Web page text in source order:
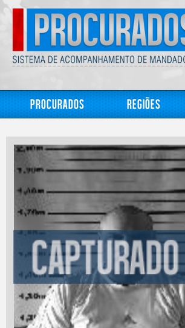
Procurados Regiões